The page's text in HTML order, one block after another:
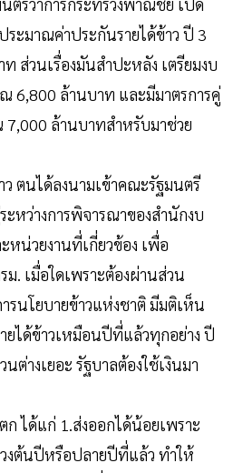
ระมาณค่าประกันรายได้ข้าว ปี 3
ส่วนเรื่องมันสำปะหลัง เตรียมงบ
6,800 ล้านบาท และมีมาตรการคู่
ล้านบาทสำหรับมาช่วย
ตนได้ลงนามเข้าคณะรัฐมนตรี
หว่างการพิจารณาของสำนักงบ
หน่วยงานที่เกี่ยวข้อง เพื่อ
ม. เมื่อใดเพราะต้องผ่านส่วน
รนโยบายข้าวแห่งชาติ มีมติเห็น
ยได้ข้าวเหมือนปีที่แล้วทุกอย่าง ปี
ต่างเยอะ รัฐบาลต้องใช้เงินมา
ก ได้แก่ 1.ส่งออกได้น้อยเพราะ
งต้นปีหรือปลายปีที่แล้ว ทำให้